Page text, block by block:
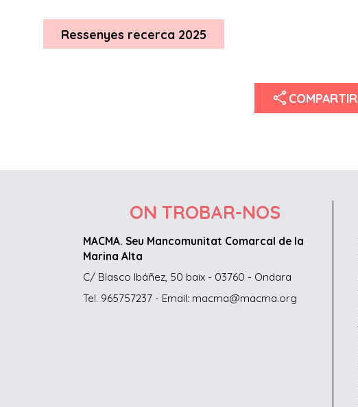
Ressenyes recerca 2025
share COMPARTIR
ON TROBAR-NOS
MACMA. Seu Mancomunitat Comarcal de la
Marina Alta
C/ Blasco Ibáñez, 50 baix - 03760 - Ondara
Tel. 965757237 - Email: macma@macma.org